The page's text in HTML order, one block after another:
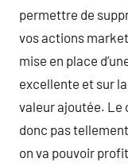
permettre de
vos actions
mise en place
excellente et sur
valeur ajoutée. Le
donc pas
on va pouvoir